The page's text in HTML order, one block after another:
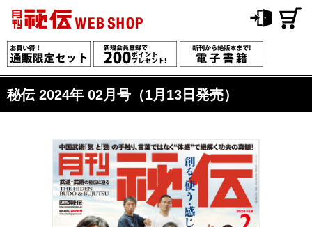
秘伝 2024年 02月号（1月13日発売）